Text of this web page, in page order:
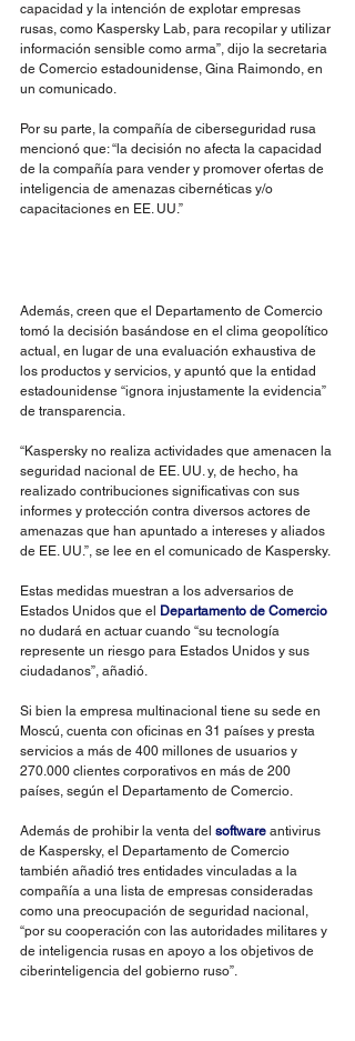
capacidad y la intención de explotar empresas
rusas, como Kaspersky Lab, para recopilar y utilizar
información sensible como arma”, dijo la secretaria
de Comercio estadounidense, Gina Raimondo, en
un comunicado.
Por su parte, la compañía de ciberseguridad rusa
mencionó que: “la decisión no afecta la capacidad
de la compañía para vender y promover ofertas de
inteligencia de amenazas cibernéticas y/o
capacitaciones en EE. UU.”
Además, creen que el Departamento de Comercio
tomó la decisión basándose en el clima geopolítico
actual, en lugar de una evaluación exhaustiva de
los productos y servicios, y apuntó que la entidad
estadounidense “ignora injustamente la evidencia”
de transparencia.
“Kaspersky no realiza actividades que amenacen la
seguridad nacional de EE. UU. y, de hecho, ha
realizado contribuciones significativas con sus
informes y protección contra diversos actores de
amenazas que han apuntado a intereses y aliados
de EE. UU.”, se lee en el comunicado de Kaspersky.
Estas medidas muestran a los adversarios de
Estados Unidos que el Departamento de Comercio
no dudará en actuar cuando “su tecnología
represente un riesgo para Estados Unidos y sus
ciudadanos”, añadió.
Si bien la empresa multinacional tiene su sede en
Moscú, cuenta con oficinas en 31 países y presta
servicios a más de 400 millones de usuarios y
270.000 clientes corporativos en más de 200
países, según el Departamento de Comercio.
Además de prohibir la venta del software antivirus
de Kaspersky, el Departamento de Comercio
también añadió tres entidades vinculadas a la
compañía a una lista de empresas consideradas
como una preocupación de seguridad nacional,
“por su cooperación con las autoridades militares y
de inteligencia rusas en apoyo a los objetivos de
ciberinteligencia del gobierno ruso”.